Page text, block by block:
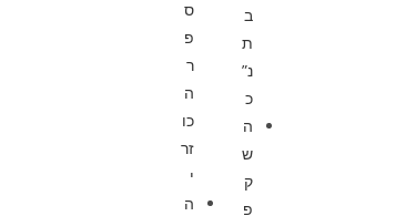
ב
ת
נ”
כ
ה
ש
ק
פ
ס
פ
ר
ה
כו
זר
י
ה